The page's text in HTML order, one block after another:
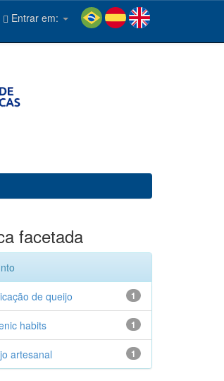
Entrar em:
facetada
1
de queijo
1
habits
1
artesanal